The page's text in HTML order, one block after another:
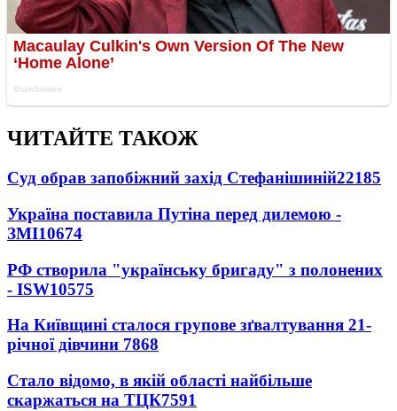
ЧИТАЙТЕ ТАКОЖ
Суд обрав запобіжний захід Стефанішиній22185
Україна поставила Путіна перед дилемою -
ЗМІ10674
РФ створила "українську бригаду" з полонених
- ISW10575
На Київщині сталося групове зґвалтування 21-
річної дівчини 7868
Стало відомо, в якій області найбільше
скаржаться на ТЦК7591